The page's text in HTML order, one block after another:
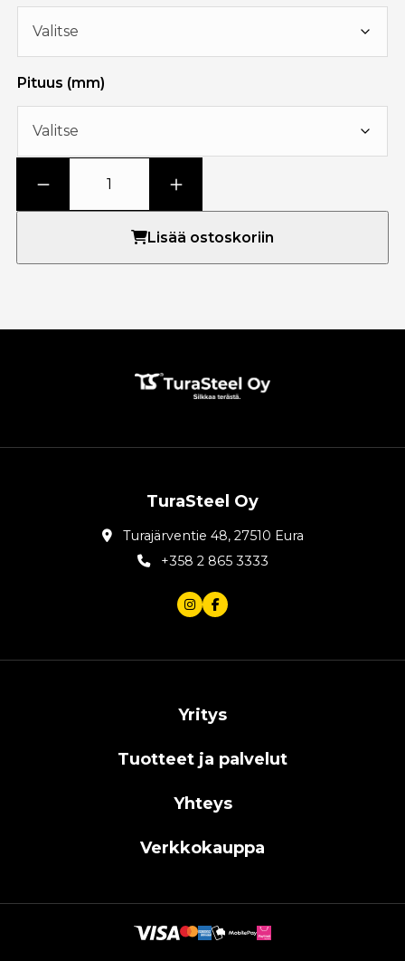
Pituus (mm)
Lisää ostoskoriin
TuraSteel Oy
Turajärventie 48, 27510 Eura
+358 2 865 3333
Yritys
Tuotteet ja palvelut
Yhteys
Verkkokauppa